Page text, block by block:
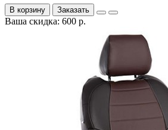
В корзину Заказать
Ваша скидка: 600 р.